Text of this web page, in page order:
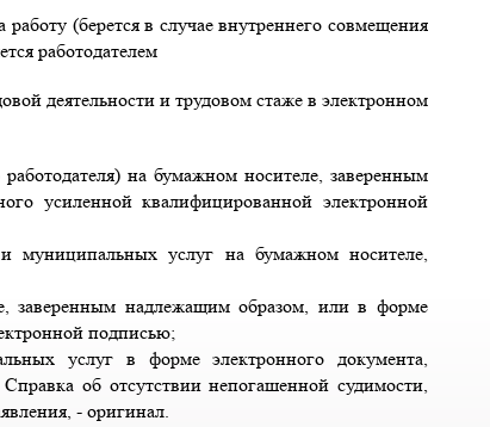
(берется в случае внутреннего совмещения
работодателем
деятельности и трудовом стаже в электронном
на бумажном носителе, заверенным
усиленной квалифицированной электронной
муниципальных услуг на бумажном носителе,
заверенным надлежащим образом, или в форме
подписью;
услуг в форме электронного документа,
об отсутствии непогашенной судимости,
- оригинал.